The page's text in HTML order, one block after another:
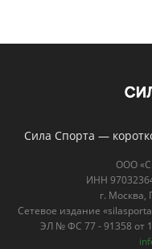
Сила Спорта —
ООО
ИНН
г. Москва,
Сетевое издание
ЭЛ № ФС 77 - 91358 от